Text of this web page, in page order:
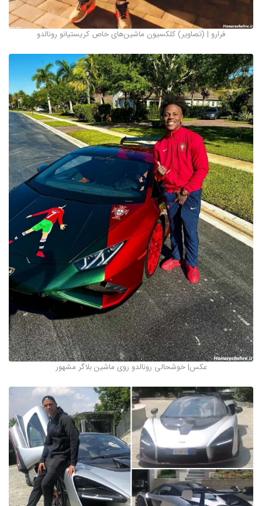
فرارو | (تصاویر) کلکسیون ماشین‌های خاص کریستیانو رونالدو
عکس| خوشحالی رونالدو روی ماشین بلاگر مشهور